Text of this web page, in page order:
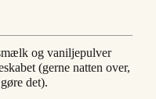
og vaniljepulver
(gerne natten over,
det).